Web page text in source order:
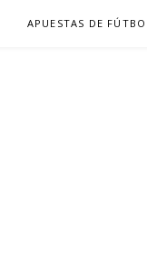
APUESTAS DE